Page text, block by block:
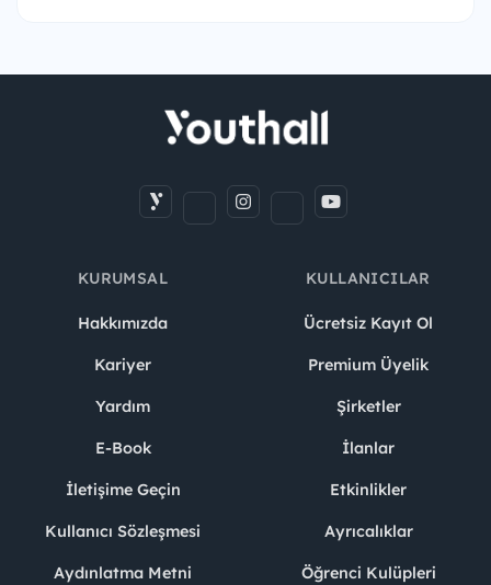
KURUMSAL
Hakkımızda
Kariyer
Yardım
E-Book
İletişime Geçin
Kullanıcı Sözleşmesi
Aydınlatma Metni
KULLANICILAR
Ücretsiz Kayıt Ol
Premium Üyelik
Şirketler
İlanlar
Etkinlikler
Ayrıcalıklar
Öğrenci Kulüpleri